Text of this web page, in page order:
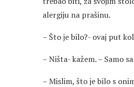
alergiju na prašinu.
– Što je bilo?- ovaj put
– Ništa- kažem. – Samo
– Mislim, što je bilo s